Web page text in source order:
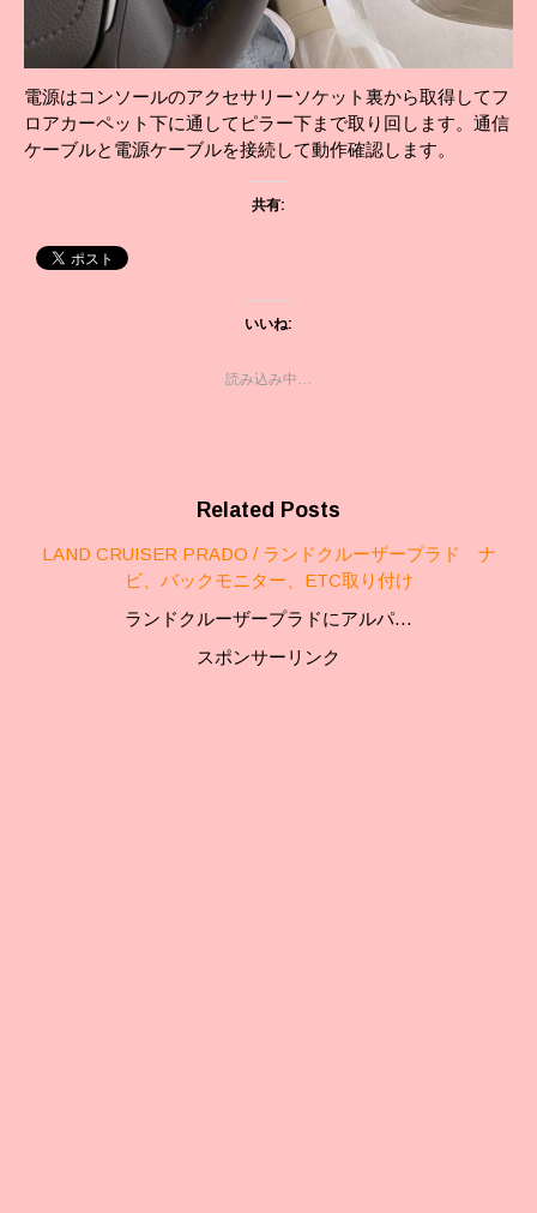
電源はコンソールのアクセサリーソケット裏から取得してフ
ロアカーペット下に通してピラー下まで取り回します。通信
ケーブルと電源ケーブルを接続して動作確認します。
共有:
いいね:
読み込み中…
Related Posts
LAND CRUISER PRADO / ランドクルーザープラド ナ
ビ、バックモニター、ETC取り付け
ランドクルーザープラドにアルパ…
スポンサーリンク